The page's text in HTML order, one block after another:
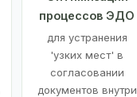
процессов ЭДО
для устранения
'узких мест' в
согласовании
документов внутри